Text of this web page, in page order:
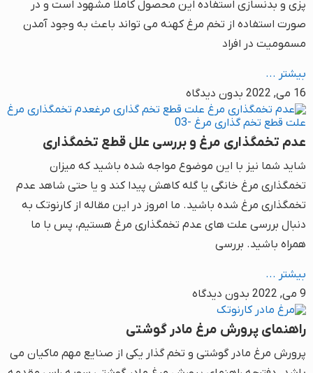
پزی و بدنسازی استفاده این محصول کاملا مشهود است و در
صورت استفاده از تخم مرغ کهنه می تواند باعث به وجود آمدن
مسمومیت در افراد
بیشتر ...
16 می, 2022
بدون دیدگاه
عدم تخمگذاری مرغ و بررسی علل قطع تخمگذاری
شاید شما نیز با این موضوع مواجه شده باشید که میزان
تخمگذاری مرغ خانگی یا گله کاهش پیدا کند و یا حتی شاهد عدم
تخمگذاری مرغ شده باشید. ما امروز در این مقاله از کارنوتک به
دنبال بررسی علت های عدم تخمگذاری مرغ هستیم، پس با ما
همراه باشید. بررسی
بیشتر ...
9 می, 2022
بدون دیدگاه
راهنمای پرورش مرغ مادر گوشتی
پرورش مرغ مادر گوشتی و تخم گذار یکی از صنایع مهم ماکیان می